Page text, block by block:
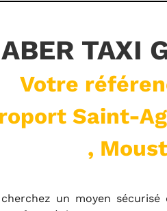
TAXI
Votre
Saint-
,
cherchez un moyen